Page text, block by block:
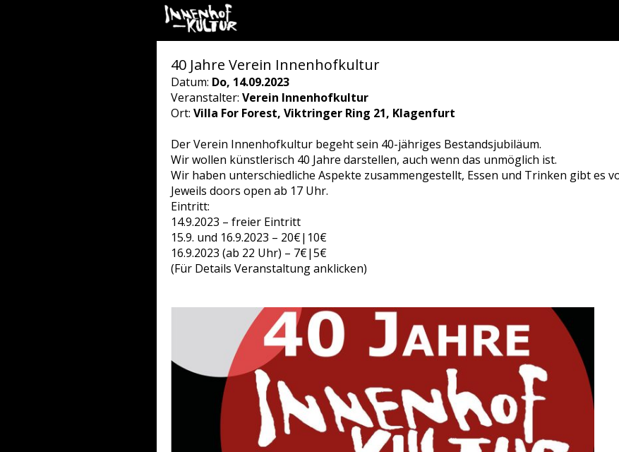
40 Jahre Verein Innenhofkultur
Datum: Do, 14.09.2023
Veranstalter: Verein Innenhofkultur
Ort: Villa For Forest, Viktringer Ring 21, Klagenfurt
Der Verein Innenhofkultur begeht sein 40-jähriges Bestandsjubiläum.
Wir wollen künstlerisch 40 Jahre darstellen, auch wenn das unmöglich ist.
Wir haben unterschiedliche Aspekte zusammengestellt, Essen und Trinken gibt es
Jeweils doors open ab 17 Uhr.
Eintritt:
14.9.2023 – freier Eintritt
15.9. und 16.9.2023 – 20€|10€
16.9.2023 (ab 22 Uhr) – 7€|5€
(Für Details Veranstaltung anklicken)